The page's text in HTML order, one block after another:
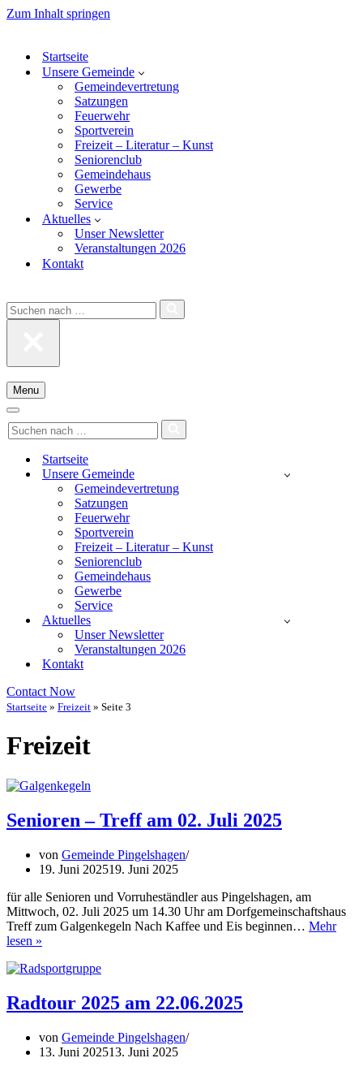
Bitte
beachten
Website
Barrierefreiheitssystem.
Zum Inhalt springen
Startseite
Unsere Gemeinde
Gemeindevertretung
Satzungen
Feuerwehr
Sportverein
Freizeit – Literatur – Kunst
Seniorenclub
Gemeindehaus
Gewerbe
Service
Aktuelles
Unser Newsletter
Veranstaltungen 2026
Kontakt
Suchen
nach …
Menu
Navigationsmenü
Navigationsmenü
Suchen
nach …
Startseite
Unsere Gemeinde
Gemeindevertretung
Satzungen
Feuerwehr
Sportverein
Freizeit – Literatur – Kunst
Seniorenclub
Gemeindehaus
Gewerbe
Service
Aktuelles
Unser Newsletter
Veranstaltungen 2026
Kontakt
Contact Now
Startseite » Freizeit » Seite 3
Freizeit
Senioren – Treff am 02. Juli 2025
von Gemeinde Pingelshagen
19. Juni 202519. Juni 2025
für alle Senioren und Vorruheständler aus Pingelshagen, am
Mittwoch, 02. Juli 2025 um 14.30 Uhr am Dorfgemeinschaftshaus
Treff zum Galgenkegeln Nach Kaffee und Eis beginnen… Mehr
lesen »
Treff
02.
Juli
Radtour 2025 am 22.06.2025
von Gemeinde Pingelshagen
13. Juni 202513. Juni 2025